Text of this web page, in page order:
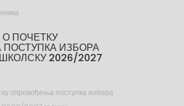
ПОЧЕТКУ
ИЗБОРА
2026/2027
спровођења поступка избора